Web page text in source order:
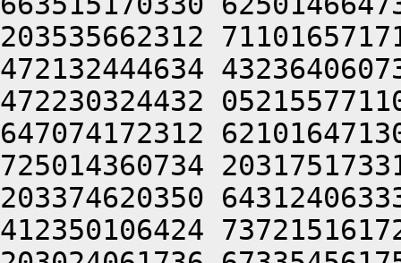
203535662312
472132444634
472230324432
647074172312
725014360734
203374620350
412350106424